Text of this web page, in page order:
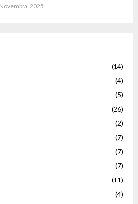
2025
(14)
(4)
(5)
(26)
(2)
(7)
(7)
(7)
(11)
(4)